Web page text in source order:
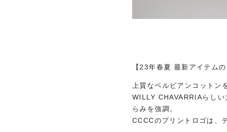
【23年春夏 最新アイテムの
上質なペルビアンコットン
WILLY CHAVARRIAらし
らみを強調。
CCCCのプリントロゴは、